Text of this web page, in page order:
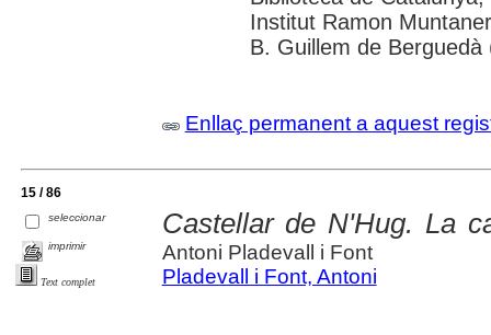
Institut Ramon
B. Guillem de Berguedà
Enllaç permanent a aquest
15 / 86
seleccionar
imprimir
Text complet
Castellar de N'Hug. La
Antoni Pladevall i Font
Pladevall i Font, Antoni